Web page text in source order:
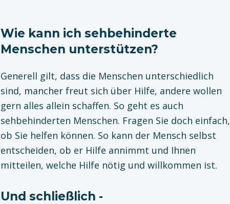
Wie kann ich sehbehinderte
Menschen unterstützen?
Generell gilt, dass die Menschen unterschiedlich
sind, mancher freut sich über Hilfe, andere wollen
gern alles allein schaffen. So geht es auch
sehbehinderten Menschen. Fragen Sie doch einfach,
ob Sie helfen können. So kann der Mensch selbst
entscheiden, ob er Hilfe annimmt und Ihnen
mitteilen, welche Hilfe nötig und willkommen ist.
Und schließlich -